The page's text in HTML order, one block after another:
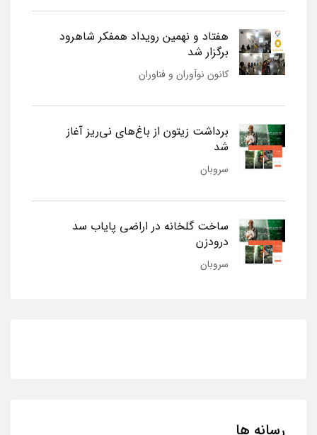
هفتاد و نهمین رویداد همفکر شاهرود
برگزار شد
کانون نوآوران و فناوران
برداشت زیتون از باغ‌های نی‌ریز آغاز
شد
سروبان
ساخت گلخانه در اراضی پایاب سد
درودزن
سروبان
رسانه ها